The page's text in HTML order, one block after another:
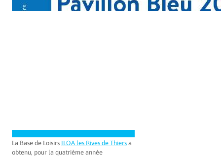
La Base de Loisirs ILOA les Rives de Thiers a
obtenu, pour la quatrième année